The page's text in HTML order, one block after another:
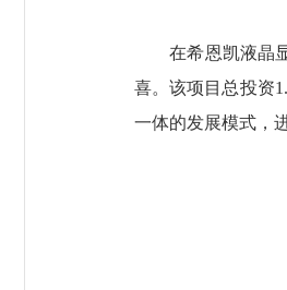
在希恩凯液晶显
喜。该项目总投资
一体的发展模式，